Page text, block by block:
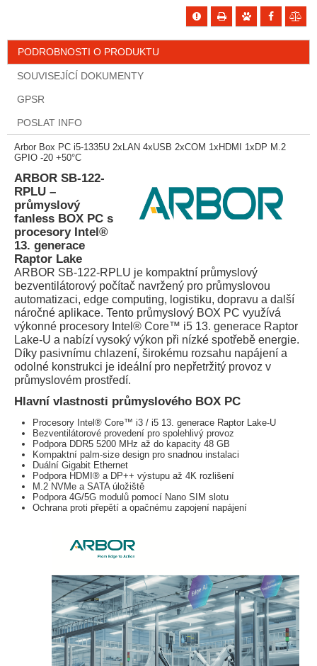
PODROBNOSTI O PRODUKTU
SOUVISEJÍCÍ DOKUMENTY
GPSR
POSLAT INFO
Arbor Box PC i5-1335U 2xLAN 4xUSB 2xCOM 1xHDMI 1xDP M.2
GPIO -20 +50°C
ARBOR SB-122-
RPLU –
průmyslový
fanless BOX PC s
procesory Intel®
13. generace
Raptor Lake
ARBOR SB-122-RPLU je kompaktní průmyslový
bezventilátorový počítač navržený pro průmyslovou
automatizaci, edge computing, logistiku, dopravu a další
náročné aplikace. Tento průmyslový BOX PC využívá
výkonné procesory Intel® Core™ i5 13. generace Raptor
Lake-U a nabízí vysoký výkon při nízké spotřebě energie.
Díky pasivnímu chlazení, širokému rozsahu napájení a
odolné konstrukci je ideální pro nepřetržitý provoz v
průmyslovém prostředí.
Hlavní vlastnosti průmyslového BOX PC
Procesory Intel® Core™ i3 / i5 13. generace Raptor Lake-U
Bezventilátorové provedení pro spolehlivý provoz
Podpora DDR5 5200 MHz až do kapacity 48 GB
Kompaktní palm-size design pro snadnou instalaci
Duální Gigabit Ethernet
Podpora HDMI® a DP++ výstupu až 4K rozlišení
M.2 NVMe a SATA úložiště
Podpora 4G/5G modulů pomocí Nano SIM slotu
Ochrana proti přepětí a opačnému zapojení napájení